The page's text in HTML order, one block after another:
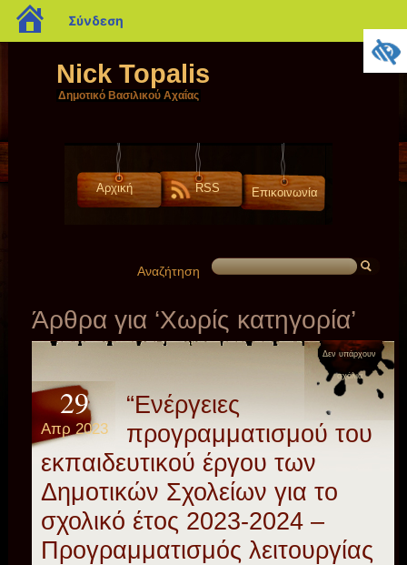
blogs.sch.gr
Σύνδεση
Nick Topalis
Δημοτικό Βασιλικού Αχαΐας
Αρχική RSS Επικοινωνία
Αναζήτηση
Άρθρα για ‘Χωρίς κατηγορία’
Δεν υπάρχουν
σχόλια
29
Απρ 2023
“Ενέργειες
προγραμματισμού του
εκπαιδευτικού έργου των
Δημοτικών Σχολείων για το
σχολικό έτος 2023-2024 –
Προγραμματισμός λειτουργίας